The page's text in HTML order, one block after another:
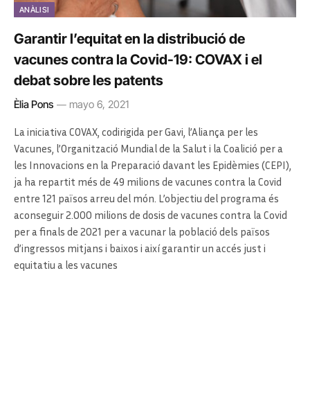
ANÀLISI
Garantir l’equitat en la distribució de
vacunes contra la Covid-19: COVAX i el
debat sobre les patents
Èlia Pons mayo 6, 2021
La iniciativa COVAX, codirigida per Gavi, l’Aliança per les
Vacunes, l’Organització Mundial de la Salut i la Coalició per a
les Innovacions en la Preparació davant les Epidèmies (CEPI),
ja ha repartit més de 49 milions de vacunes contra la Covid
entre 121 països arreu del món. L’objectiu del programa és
aconseguir 2.000 milions de dosis de vacunes contra la Covid
per a finals de 2021 per a vacunar la població dels països
d’ingressos mitjans i baixos i així garantir un accés just i
equitatiu a les vacunes